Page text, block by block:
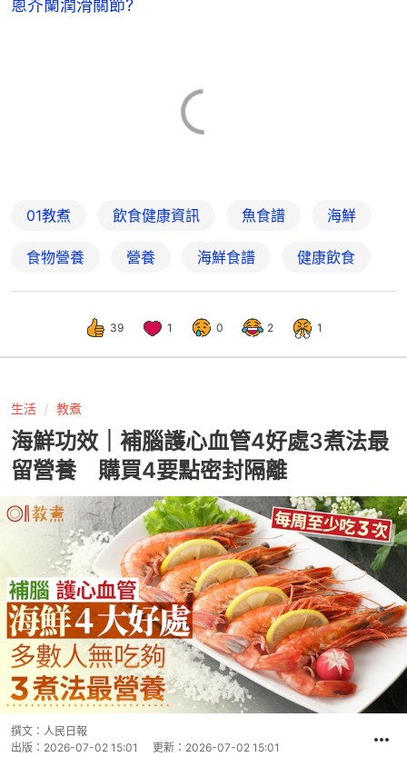
蔥芥蘭潤滑關節?
01教煮 飲食健康資訊 魚食譜 海鮮
食物營養 營養 海鮮食譜 健康飲食
39 1 0 2 1
生活 教煮
海鮮功效｜補腦護心血管4好處3煮法最
留營養 購買4要點密封隔離
撰文： 人民日報
出版： 2026-07-02 15:01 更新： 2026-07-02 15:01